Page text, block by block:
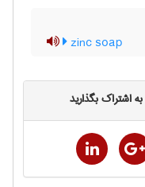
zinc soap
اشتراک بگذارید